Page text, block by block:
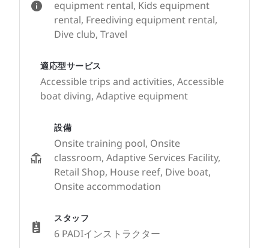
equipment rental, Kids equipment
rental, Freediving equipment rental,
Dive club, Travel
適応型サービス
Accessible trips and activities, Accessible
boat diving, Adaptive equipment
設備
Onsite training pool, Onsite
classroom, Adaptive Services Facility,
Retail Shop, House reef, Dive boat,
Onsite accommodation
スタッフ
6 PADIインストラクター